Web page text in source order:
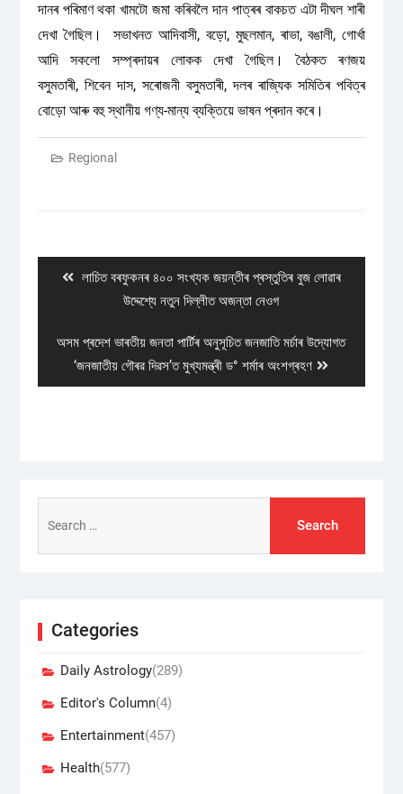
দানৰ পৰিমাণ থকা খামটো জমা কৰিবলৈ দান পাত্ৰৰ বাকচত এটা দীঘল শাৰী
দেখা গৈছিল। সভাখনত আদিবাসী, বড়ো, মুছলমান, ৰাভা, বঙালী, গোৰ্খা
আদি সকলো সম্প্ৰদায়ৰ লোকক দেখা গৈছিল। বৈঠকত ৰণজয়
বসুমতাৰী, শিবেন দাস, সৰোজনী বসুমতাৰী, দলৰ ৰাজ্যিক সমিতিৰ পবিত্ৰ
বোড়ো আৰু বহু স্থানীয় গণ্য-মান্য ব্যক্তিয়ে ভাষন প্ৰদান কৰে।
Regional
Previous
লাচিত বৰফুকনৰ ৪০০ সংখ্যক জয়ন্তীৰ প্ৰস্তুতিৰ বুজ লোৱাৰ
উদ্দেশ্যে নতুন দিল্লীত অজন্তা নেওগ
Next
post:
অসম প্ৰদেশ ভাৰতীয় জনতা পাৰ্টিৰ অনুসূচিত জনজাতি মৰ্চাৰ উদ্যোগত
‘জনজাতীয় গৌৰৱ দিৱস’ত মুখ্যমন্ত্ৰী ড° শৰ্মাৰ অংশগ্ৰহণ
for:
Categories
Daily Astrology(289)
Editor's Column(4)
Entertainment(457)
Health(577)